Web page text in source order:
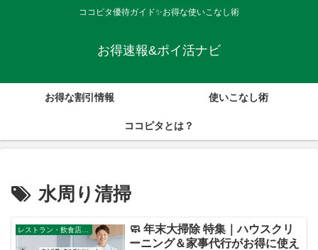
ココピタ優待ガイド✨お得な使いこなし術
お得速報&ポイ活ナビ
お得な割引情報 使いこなし術
ココピタとは？
水周り清掃
🧼 年末大掃除 特集｜ハウスクリ
ーニング＆家事代行がお得に使え